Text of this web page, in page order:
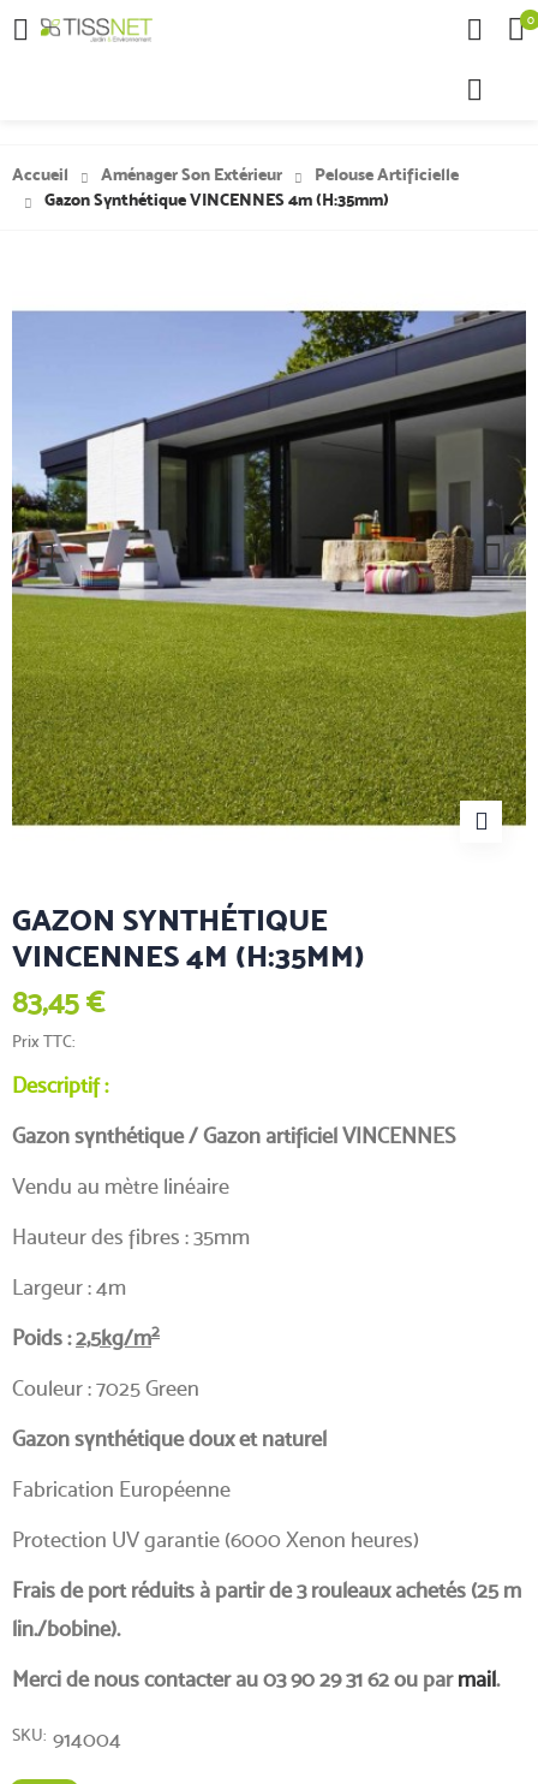
 0
Accueil Aménager Son Extérieur
Pelouse Artificielle
Gazon Synthétique VINCENNES 4m (h:35mm)
GAZON SYNTHÉTIQUE
VINCENNES 4M (H:35MM)
83,45 €
Prix TTC
Descriptif :
Gazon synthétique / Gazon artificiel VINCENNES
Vendu au mètre linéaire
Hauteur des fibres : 35mm
Largeur : 4m
Poids :2,5kg/m2
Couleur : 7025 Green
Gazon synthétique doux et naturel
Fabrication Européenne
Protection UV garantie (6000 Xenon heures)
Frais de port réduits à partir de 3 rouleaux achetés (25 m
lin./bobine).
Merci de nous contacter au 03 90 29 31 62 ou parmail.
SKU 914004